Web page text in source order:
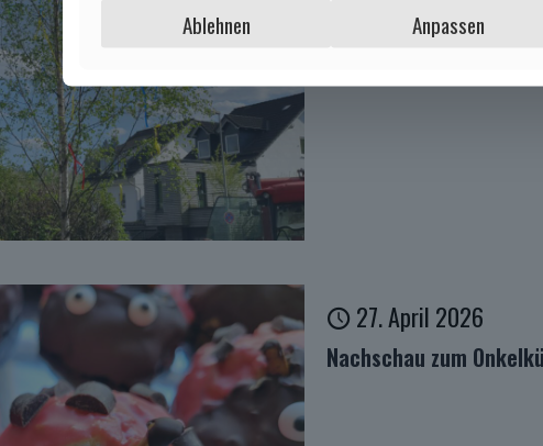
27. April 2026
Nachschau zum
Ablehnen Anpassen